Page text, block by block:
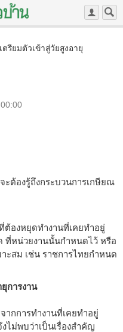
ตรียมตัวเข้าสู่วัยสูงอายุ
ะต้องรู้ถึงกระบวนการเกษียณ
ต้องหยุดทำงานที่เคยทำอยู่
ที่หน่วยงานนั้นกำหนดไว้ หรือ
ะสม เช่น ราชการไทยกำหนด
การงาน
ากการทำงานที่เคยทำอยู่
ไม่พบว่าเป็นเรื่องสำคัญ